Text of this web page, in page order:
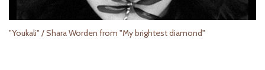
"Youkali" / Shara Worden from "My brightest diamond"